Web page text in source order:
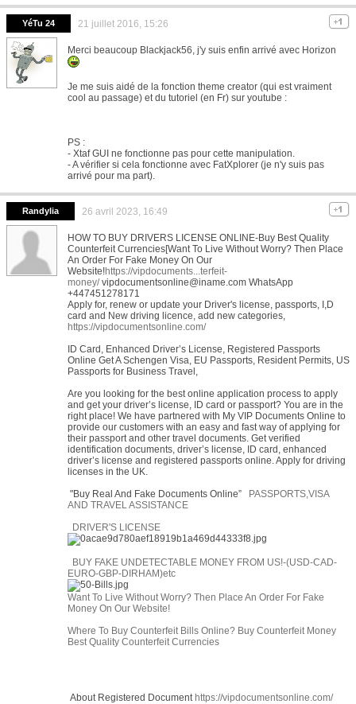
YéTu 24 21 juillet 2016, 15:26
Merci beaucoup Blackjack56, j'y suis enfin arrivé avec Horizon
Je me suis aidé de la fonction theme creator (qui est vraiment
cool au passage) et du tutoriel (en Fr) sur youtube :
PS :
- Xtaf GUI ne fonctionne pas pour cette manipulation.
- A vérifier si cela fonctionne avec FatXplorer (je n'y suis pas
arrivé pour ma part).
Randylia 26 avril 2023, 16:49
HOW TO BUY DRIVERS LICENSE ONLINE-Buy Best Quality
Counterfeit Currencies[Want To Live Without Worry? Then Place
An Order For Fake Money On Our
Website!https://vipdocuments...terfeit-
money/vipdocumentsonline@iname.com WhatsApp
+447451278171
Apply for, renew or update your Driver's license, passports, I,D
card and New driving licence, add new categories,
https://vipdocumentsonline.com/
ID Card, Enhanced Driver’s License, Registered Passports
Online Get A Schengen Visa, EU Passports, Resident Permits, US
Passports for Business Travel,
Are you looking for the best online application process to apply
and get your driver’s license, ID card or passport? You are in the
right place! We have partnered with My VIP Documents Online to
provide our customers with an easy and fast way of applying for
their passport and other travel documents. Get verified
identification documents, driver’s license, ID card, enhanced
driver’s license and registered passports online. Apply for driving
licenses in the UK.
"Buy Real And Fake Documents Online”
PASSPORTS,VISA
AND TRAVEL ASSISTANCE
DRIVER'S LICENSE
BUY FAKE UNDETECTABLE MONEY FROM US!-(USD-CAD-
EURO-GBP-DIRHAM)etc
Want To Live Without Worry? Then Place An Order For Fake
Money On Our Website!
Where To Buy Counterfeit Bills Online? Buy Counterfeit Money
Best Quality Counterfeit Currencies
About Registered Document https://vipdocumentsonline.com/